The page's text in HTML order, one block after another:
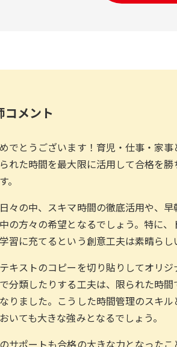
コメント
でとうございます！育児・仕事・家
れた時間を最大限に活用して合格を
。
々の中、スキマ時間の徹底活用や、
の方々の希望となるでしょう。特に
習に充てるという創意工夫は素晴らし
キストのコピーを切り貼りしてオリ
分類したりする工夫は、限られた時
りました。こうした時間管理のスキ
いても大きな強みとなるでしょう。
サポートも合格の大きな力となった